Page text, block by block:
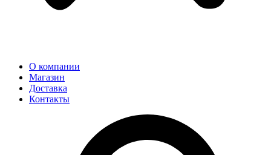
О компании
Магазин
Доставка
Контакты